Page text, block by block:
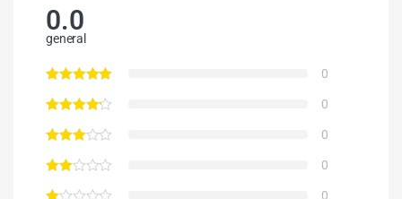
0.0
general
0
0
0
0
0